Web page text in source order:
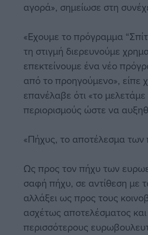
αγορά», σημείωσε στη
«Εχουμε το πρόγραμμα
τη στιγμή διερευνούμε
επεκτείνουμε ένα νέο
από το προηγούμενο», είπε
επανέλαβε ότι «το
περιορισμούς ώστε να
«Πήχυς, το αποτέλεσμα
Ως προς τον πήχυ των
σαφή πήχυ, σε αντίθεση με
αλλάξει ως προς τους
ασχέτως αποτελέσματος
περισσότερους